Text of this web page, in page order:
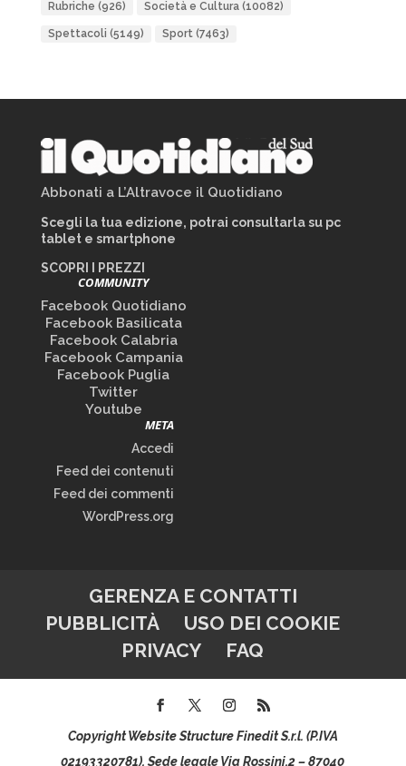
Rubriche (926) Società e Cultura(10082)
Spettacoli (5149) Sport(7463)
Abbonati a L’Altravoce il Quotidiano
Scegli la tua edizione, potrai consultarla su pc
tablet e smartphone
SCOPRI I PREZZI
COMMUNITY
Facebook Quotidiano
Facebook Basilicata
Facebook Calabria
Facebook Campania
Facebook Puglia
Twitter
Youtube
META
Accedi
Feed dei contenuti
Feed dei commenti
WordPress.org
GERENZA E CONTATTI
PUBBLICITÀ
USO DEI COOKIE
PRIVACY
FAQ
Copyright Website Structure Finedit S.r.l. (P.IVA
02193320781), Sede legale Via Rossini,2 – 87040